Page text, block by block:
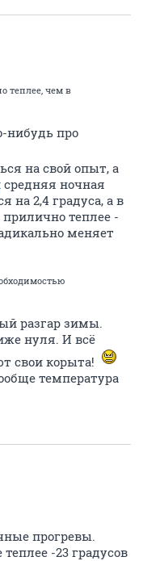
теплее, чем в
нибудь про
на свой опыт, а
: средняя ночная
на 2,4 градуса, а в
прилично теплее -
меняет
разгар зимы.
нуля. И всё
свои корыта!
температура
прогревы.
-23 градусов